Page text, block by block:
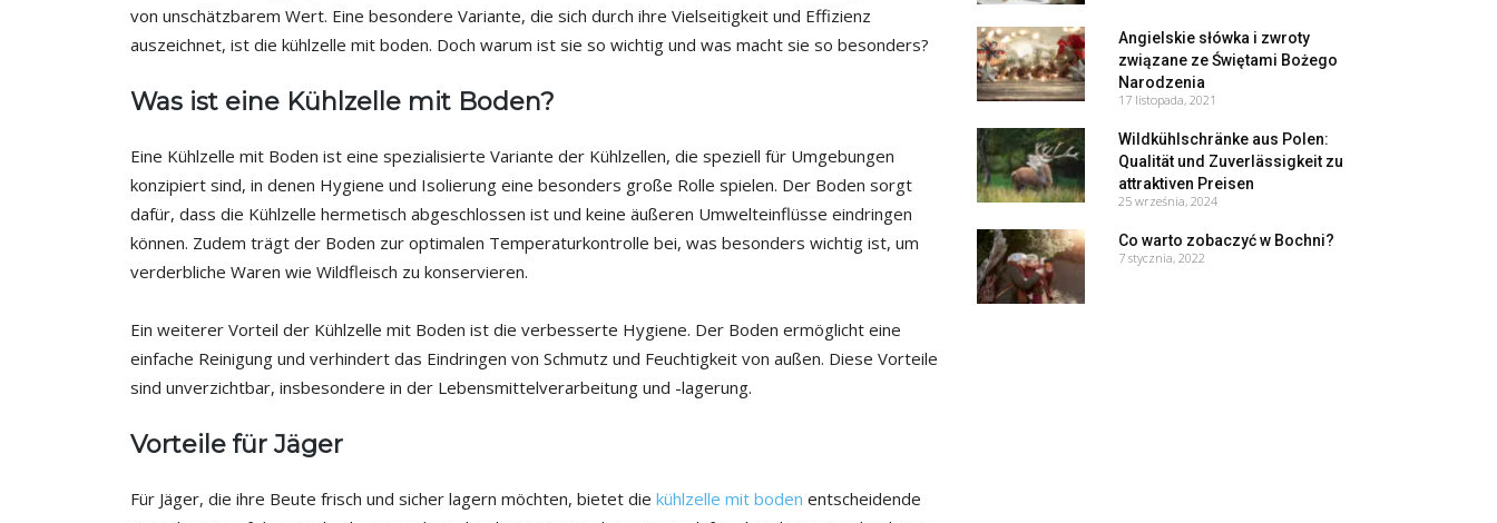
von unschätzbarem Wert. Eine besondere Variante, die sich durch ihre Vielseitigkeit und Effizienz
auszeichnet, ist die kühlzelle mit boden. Doch warum ist sie so wichtig und was macht sie so besonders?
Was ist eine Kühlzelle mit Boden?
Eine Kühlzelle mit Boden ist eine spezialisierte Variante der Kühlzellen, die speziell für Umgebungen
konzipiert sind, in denen Hygiene und Isolierung eine besonders große Rolle spielen. Der Boden sorgt
dafür, dass die Kühlzelle hermetisch abgeschlossen ist und keine äußeren Umwelteinflüsse eindringen
können. Zudem trägt der Boden zur optimalen Temperaturkontrolle bei, was besonders wichtig ist, um
verderbliche Waren wie Wildfleisch zu konservieren.
Ein weiterer Vorteil der Kühlzelle mit Boden ist die verbesserte Hygiene. Der Boden ermöglicht eine
einfache Reinigung und verhindert das Eindringen von Schmutz und Feuchtigkeit von außen. Diese Vorteile
sind unverzichtbar, insbesondere in der Lebensmittelverarbeitung und -lagerung.
Vorteile für Jäger
Für Jäger, die ihre Beute frisch und sicher lagern möchten, bietet die kühlzelle mit boden entscheidende
Angielskie słówka i zwroty
związane ze Świętami Bożego
Narodzenia
17 listopada, 2021
Wildkühlschränke aus Polen:
Qualität und Zuverlässigkeit zu
attraktiven Preisen
25 września, 2024
Co warto zobaczyć w Bochni?
7 stycznia, 2022